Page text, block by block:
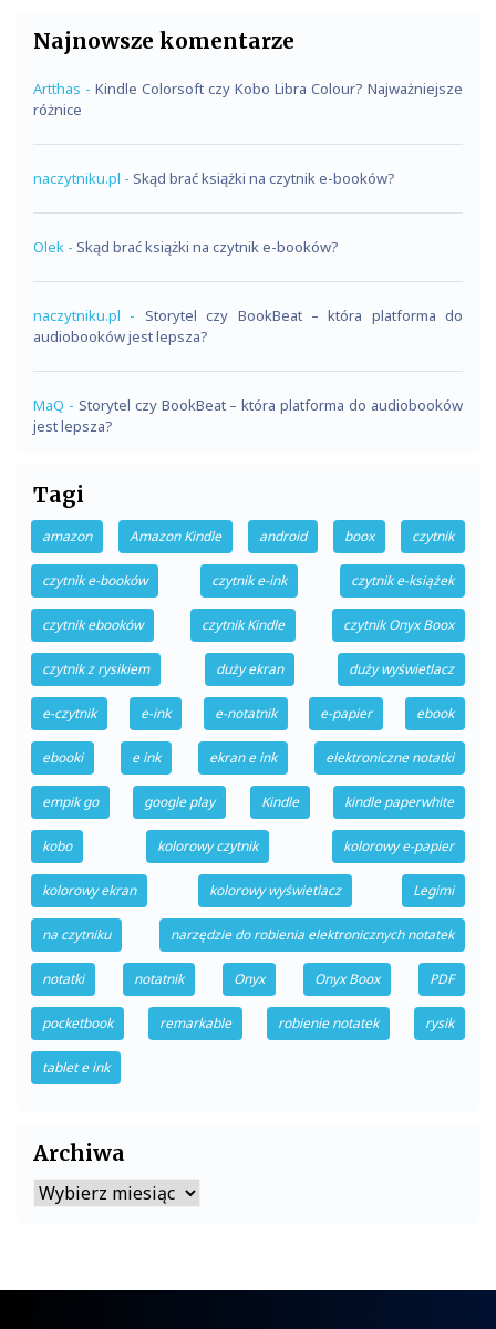
Najnowsze komentarze
Artthas - Kindle Colorsoft czy Kobo Libra Colour? Najważniejsze
różnice
naczytniku.pl - Skąd brać książki na czytnik e-booków?
Olek - Skąd brać książki na czytnik e-booków?
naczytniku.pl - Storytel czy BookBeat – która platforma do
audiobooków jest lepsza?
MaQ - Storytel czy BookBeat – która platforma do audiobooków
jest lepsza?
Tagi
amazon Amazon Kindle android boox czytnik
czytnik e-booków czytnik e-ink czytnik e-książek
czytnik ebooków czytnik Kindle czytnik Onyx Boox
czytnik z rysikiem duży ekran duży wyświetlacz
e-czytnik e-ink e-notatnik e-papier ebook
ebooki e ink ekran e ink elektroniczne notatki
empik go google play Kindle kindle paperwhite
kobo kolorowy czytnik kolorowy e-papier
kolorowy ekran kolorowy wyświetlacz Legimi
na czytniku narzędzie do robienia elektronicznych notatek
notatki notatnik Onyx Onyx Boox PDF
pocketbook remarkable robienie notatek rysik
tablet e ink
Archiwa
Archiwa